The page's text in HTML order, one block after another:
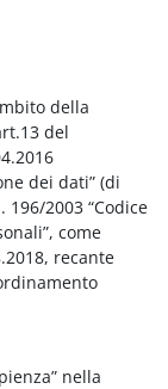
della
del
dei dati” (di
196/2003 “Codice
come
recante
nella